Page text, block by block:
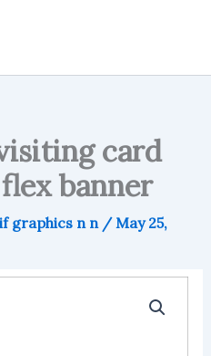
card
banner
graphics n n / May 25,